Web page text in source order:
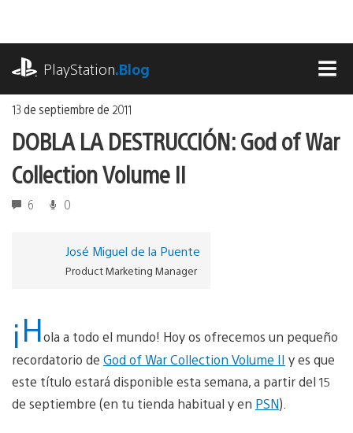
contenido
PlayStation.Blog
13 de septiembre de 2011
DOBLA LA DESTRUCCIÓN: God of War
Collection Volume II
6 0
José Miguel de la Puente
Product Marketing Manager
¡Hola a todo el mundo! Hoy os ofrecemos un pequeño
recordatorio de God of War Collection Volume II y es que
este título estará disponible esta semana, a partir del 15
de septiembre (en tu tienda habitual y en PSN).